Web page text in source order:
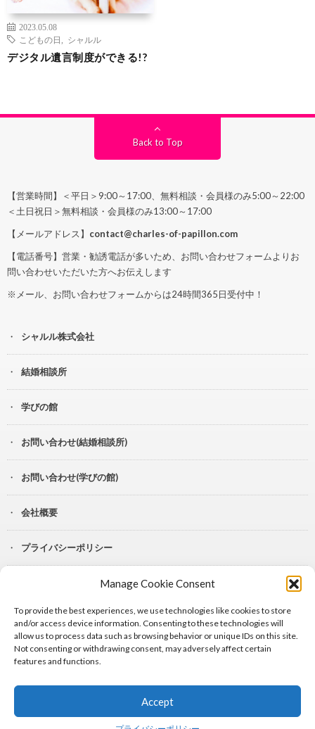
Manage Cookie Consent
To provide the best experiences, we use technologies like cookies to store
and/or access device information. Consenting to these technologies will
allow us to process data such as browsing behavior or unique IDs on this site.
Not consenting or withdrawing consent, may adversely affect certain
features and functions.
Accept
2023.05.08
こどもの日
シャルル
デジタル遺言制度ができる!?
Back to Top
【営業時間】＜平日＞9:00～17:00、無料相談・会員様のみ5:00～22:00
＜土日祝日＞無料相談・会員様のみ13:00～17:00
【メールアドレス】 contact@charles-of-papillon.com
【電話番号】営業・勧誘電話が多いため、お問い合わせフォームよりお
問い合わせいただいた方へお伝えします
※メール、お問い合わせフォームからは24時間365日受付中！
シャルル株式会社
結婚相談所
学びの館
お問い合わせ(結婚相談所)
お問い合わせ(学びの館)
会社概要
プライバシーポリシー
Lit.Link
© Copyright 2024シャルル株式会社.